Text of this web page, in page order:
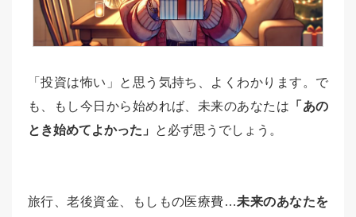
「投資は怖い」と思う気持ち、よくわかります。で
も、もし今日から始めれば、未来のあなたは 「あの
とき始めてよかった」
と必ず思うでしょう。
旅行、老後資金、もしもの医療費…未来のあなたを